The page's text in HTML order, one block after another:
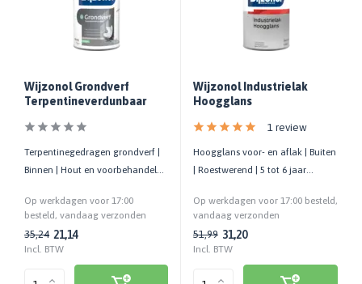
Wijzonol Grondverf
Terpentineverdunbaar
Terpentinegedragen grondverf |
Binnen | Hout en voorbehandelde
Op werkdagen voor 17:00
besteld, vandaag verzonden
35,24 21,14
Incl. BTW
Wijzonol Industrielak
Hoogglans
1 review
Hoogglans voor- en aflak | Buiten
| Roestwerend | 5 tot 6 jaar
Op werkdagen voor 17:00 besteld,
vandaag verzonden
51,99 31,20
Incl. BTW